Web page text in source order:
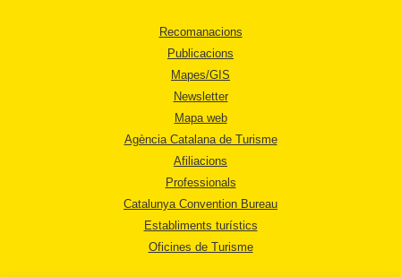
Recomanacions
Publicacions
Mapes/GIS
Newsletter
Mapa web
Agència Catalana de Turisme
Afiliacions
Professionals
Catalunya Convention Bureau
Establiments turístics
Oficines de Turisme